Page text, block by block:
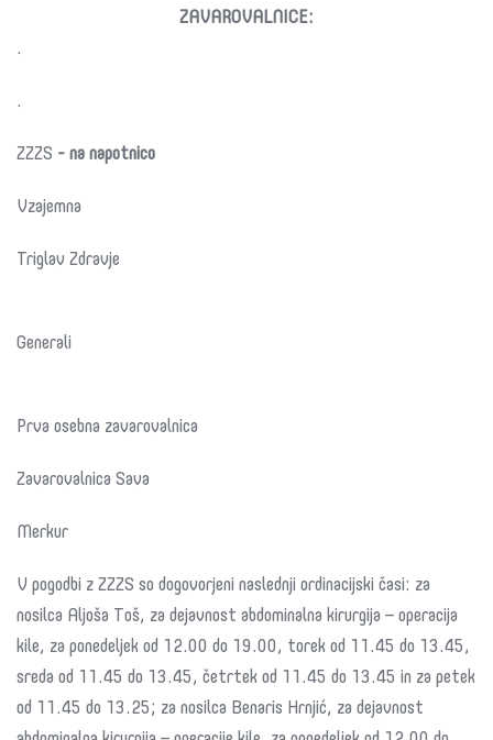
ZAVAROVALNICE:
.
.
ZZZS - na napotnico
Vzajemna
Triglav Zdravje
Generali
Prva osebna zavarovalnica
Zavarovalnica Sava
Merkur
V pogodbi z ZZZS so dogovorjeni naslednji ordinacijski časi: za
nosilca Aljoša Toš, za dejavnost abdominalna kirurgija – operacija
kile, za ponedeljek od 12.00 do 19.00, torek od 11.45 do 13.45,
sreda od 11.45 do 13.45, četrtek od 11.45 do 13.45 in za petek
od 11.45 do 13.25; za nosilca Benaris Hrnjić, za dejavnost